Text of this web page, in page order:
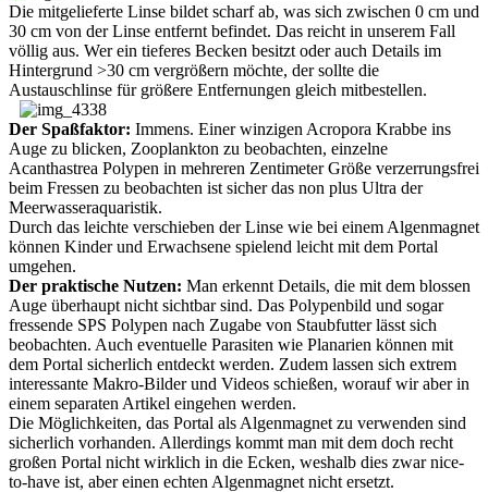
Die mitgelieferte Linse bildet scharf ab, was sich zwischen 0 cm und
30 cm von der Linse entfernt befindet. Das reicht in unserem Fall
völlig aus. Wer ein tieferes Becken besitzt oder auch Details im
Hintergrund >30 cm vergrößern möchte, der sollte die
Austauschlinse für größere Entfernungen gleich mitbestellen.
Der Spaßfaktor: Immens. Einer winzigen Acropora Krabbe ins
Auge zu blicken, Zooplankton zu beobachten, einzelne
Acanthastrea Polypen in mehreren Zentimeter Größe verzerrungsfrei
beim Fressen zu beobachten ist sicher das non plus Ultra der
Meerwasseraquaristik.
Durch das leichte verschieben der Linse wie bei einem Algenmagnet
können Kinder und Erwachsene spielend leicht mit dem Portal
umgehen.
Der praktische Nutzen: Man erkennt Details, die mit dem blossen
Auge überhaupt nicht sichtbar sind. Das Polypenbild und sogar
fressende SPS Polypen nach Zugabe von Staubfutter lässt sich
beobachten. Auch eventuelle Parasiten wie Planarien können mit
dem Portal sicherlich entdeckt werden. Zudem lassen sich extrem
interessante Makro-Bilder und Videos schießen, worauf wir aber in
einem separaten Artikel eingehen werden.
Die Möglichkeiten, das Portal als Algenmagnet zu verwenden sind
sicherlich vorhanden. Allerdings kommt man mit dem doch recht
großen Portal nicht wirklich in die Ecken, weshalb dies zwar nice-
to-have ist, aber einen echten Algenmagnet nicht ersetzt.